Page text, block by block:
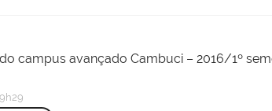
campus avançado Cambuci – 2016/1º